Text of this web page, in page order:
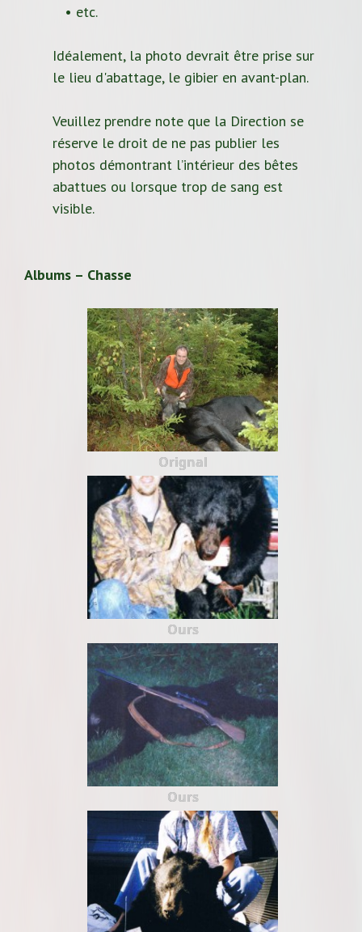
• etc.
Idéalement, la photo devrait être prise sur
le lieu d'abattage, le gibier en avant-plan.
Veuillez prendre note que la Direction se
réserve le droit de ne pas publier les
photos démontrant l’intérieur des bêtes
abattues ou lorsque trop de sang est
visible.
Albums – Chasse
Orignal
Ours
Ours